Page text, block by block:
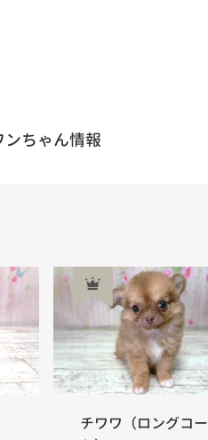
ちゃん情報
チワワ（ロングコー